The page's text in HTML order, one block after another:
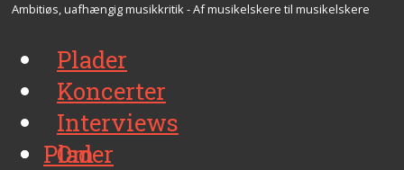
Ambitiøs, uafhængig musikkritik - Af musikelskere til musikelskere
Plader
Koncerter
Interviews
Om
Plader